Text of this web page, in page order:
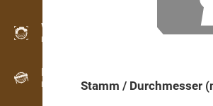
WoodProfi
Holzvolumen mit KI
Registriergerät
Holzbestandsaufnahme im Gelände
Stamm / Durchmesser